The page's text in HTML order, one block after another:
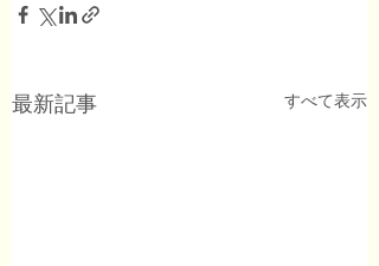
最新記事 すべて表示